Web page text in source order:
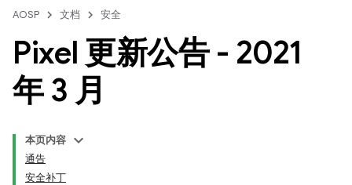
AOSP 文档 安全
Pixel 更新公告 - 2021
年 3 月
本页内容
通告
安全补丁